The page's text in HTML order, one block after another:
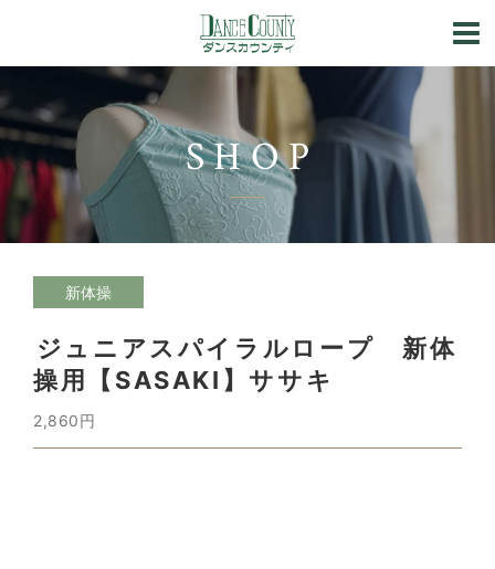
SHOP
新体操
ジュニアスパイラルロープ 新体
操用【SASAKI】ササキ
2,860円